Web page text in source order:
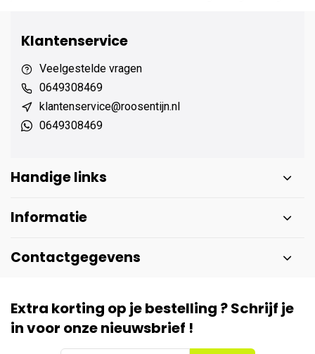
Klantenservice
Veelgestelde vragen
0649308469
klantenservice@roosentijn.nl
0649308469
Handige links
Informatie
Contactgegevens
Extra korting op je bestelling ? Schrijf je
in voor onze nieuwsbrief !